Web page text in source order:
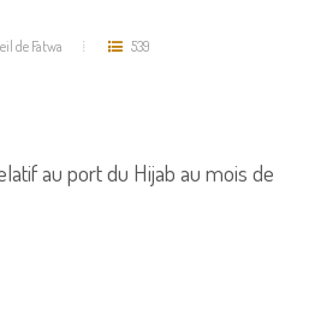
de Fatwa 539
au port du Hijab au mois de